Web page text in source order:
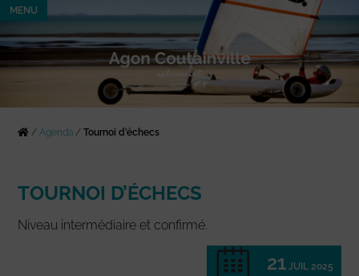
MENU
/Agenda /Tournoi d’échecs
TOURNOI D’ÉCHECS
Niveau intermédiaire et confirmé.
21 JUIL 2025